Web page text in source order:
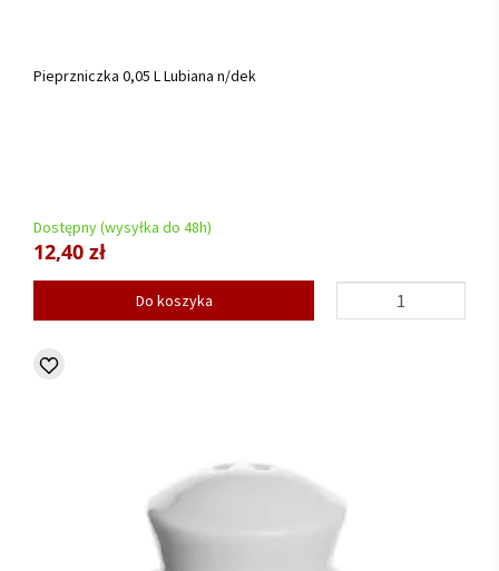
Pieprzniczka 0,05 L Lubiana n/dek
Dostępny (wysyłka do 48h)
12,40 zł
Do koszyka